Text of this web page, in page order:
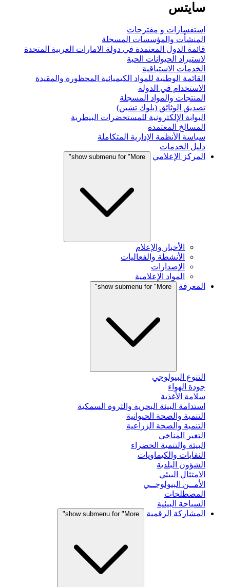
سايتس
استفسارات و مقترحات
المنشأت والمؤسسات المسجلة
قائمة الدول المعتمدة في دولة الامارات العربية المتحدة
لاستيراد الحيوانات الحية
الخدمات الاستباقية
القائمة الوطنية للمواد الكيميائية المحظورة والمقيدة
الاستخدام في الدولة
المنتجات والمواد المسجلة
تصديق الوثائق (بلوك تشين)
البوابة الإلكترونية للمستحضرات البيطرية
المسالخ المعتمدة
سياسة الأنظمة الإدارية المتكاملة
دليل الخدمات
المركز الإعلامي
show submenu for "More"
الأخبار والإعلام
الأنشطة والفعاليات
الإصدارات
المواد الإعلامية
المعرفة
show submenu for "More"
التنوع البيولوجي
جودة الهواء
سلامة الأغذية
استدامة البيئة البحرية والثروة السمكية
التنمية والصحة الحيوانية
التنمية والصحة الزراعية
التغير المناخي
البيئة والتنمية الخضراء
النفايات والكيماويات
الشؤون البلدية
الامتثال البيئي
الأمــن البيولوجــي
المصطلحات
السياحة البيئية
المشاركة الرقمية
show submenu for "More"